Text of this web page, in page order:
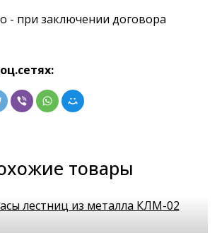
- при заключении договора
товары